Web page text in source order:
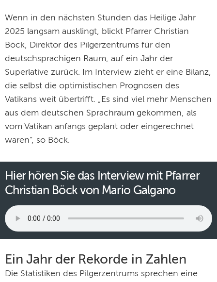
Wenn in den nächsten Stunden das Heilige Jahr
2025 langsam ausklingt, blickt Pfarrer Christian
Böck, Direktor des Pilgerzentrums für den
deutschsprachigen Raum, auf ein Jahr der
Superlative zurück. Im Interview zieht er eine Bilanz,
die selbst die optimistischen Prognosen des
Vatikans weit übertrifft. „Es sind viel mehr Menschen
aus dem deutschen Sprachraum gekommen, als
vom Vatikan anfangs geplant oder eingerechnet
waren“, so Böck.
Hier hören Sie das Interview mit Pfarrer
Christian Böck von Mario Galgano
Ein Jahr der Rekorde in Zahlen
Die Statistiken des Pilgerzentrums sprechen eine